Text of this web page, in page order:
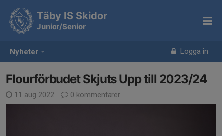
Nyheter Logga in
Täby IS Skidor
Junior/Senior
Flourförbudet Skjuts Upp till 2023/24
11 aug 2022 0 kommentarer